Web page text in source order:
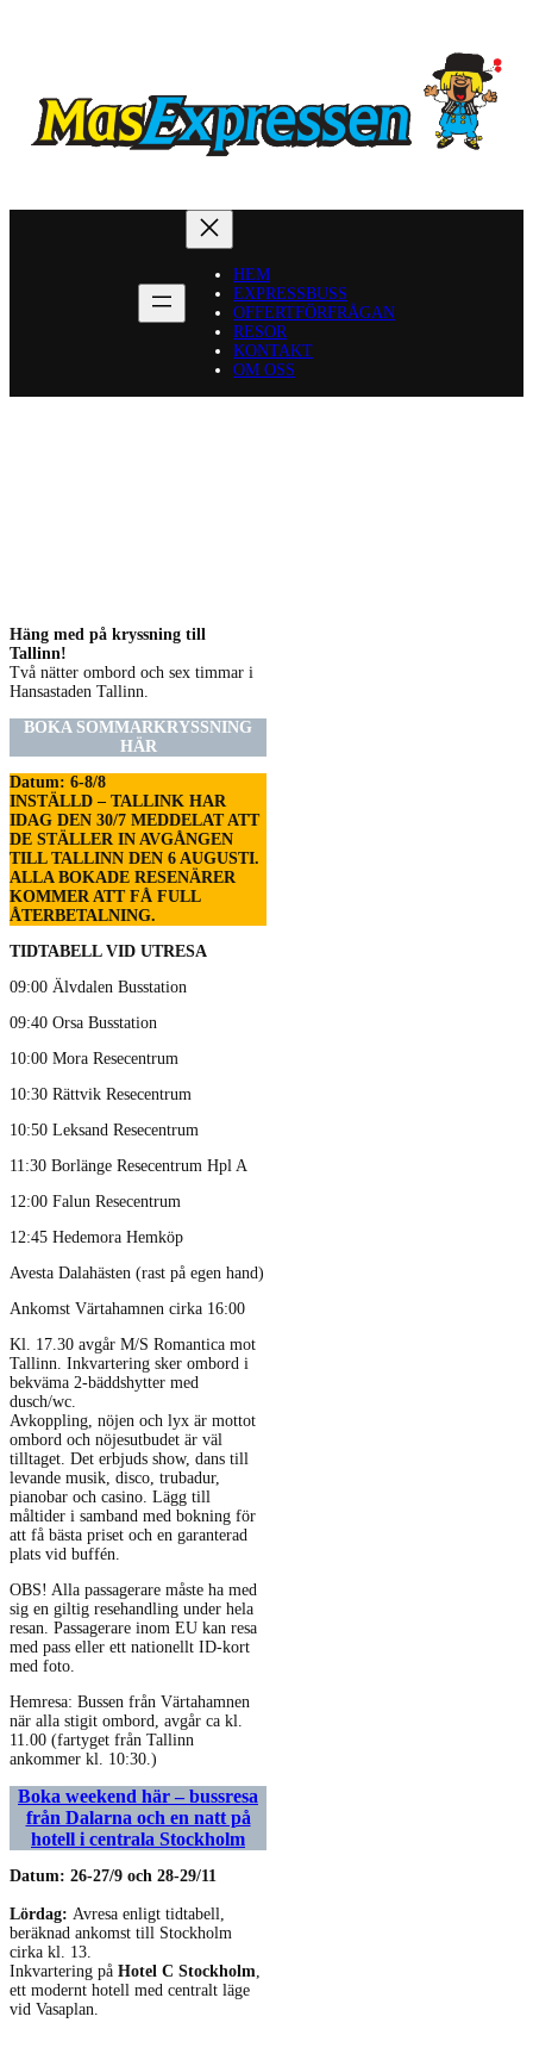
HEM
EXPRESSBUSS
OFFERTFÖRFRÅGAN
RESOR
KONTAKT
OM OSS
Häng med på kryssning till
Tallinn!
Två nätter ombord och sex timmar i
Hansastaden Tallinn.
BOKA SOMMARKRYSSNING
HÄR
Datum: 6-8/8
INSTÄLLD – TALLINK HAR
IDAG DEN 30/7 MEDDELAT ATT
DE STÄLLER IN AVGÅNGEN
TILL TALLINN DEN 6 AUGUSTI.
ALLA BOKADE RESENÄRER
KOMMER ATT FÅ FULL
ÅTERBETALNING.
TIDTABELL VID UTRESA
09:00 Älvdalen Busstation
09:40 Orsa Busstation
10:00 Mora Resecentrum
10:30 Rättvik Resecentrum
10:50 Leksand Resecentrum
11:30 Borlänge Resecentrum Hpl A
12:00 Falun Resecentrum
12:45 Hedemora Hemköp
Avesta Dalahästen (rast på egen hand)
Ankomst Värtahamnen cirka 16:00
Kl. 17.30 avgår M/S Romantica mot
Tallinn. Inkvartering sker ombord i
bekväma 2-bäddshytter med
dusch/wc.
Avkoppling, nöjen och lyx är mottot
ombord och nöjesutbudet är väl
tilltaget. Det erbjuds show, dans till
levande musik, disco, trubadur,
pianobar och casino. Lägg till
måltider i samband med bokning för
att få bästa priset och en garanterad
plats vid buffén.
OBS! Alla passagerare måste ha med
sig en giltig resehandling under hela
resan. Passagerare inom EU kan resa
med pass eller ett nationellt ID-kort
med foto.
Hemresa: Bussen från Värtahamnen
när alla stigit ombord, avgår ca kl.
11.00 (fartyget från Tallinn
ankommer kl. 10:30.)
Boka weekend här – bussresa
från Dalarna och en natt på
hotell i centrala Stockholm
Datum: 26-27/9 och 28-29/11
Lördag: Avresa enligt tidtabell,
beräknad ankomst till Stockholm
cirka kl. 13.
Inkvartering på Hotel C Stockholm,
ett modernt hotell med centralt läge
vid Vasaplan.